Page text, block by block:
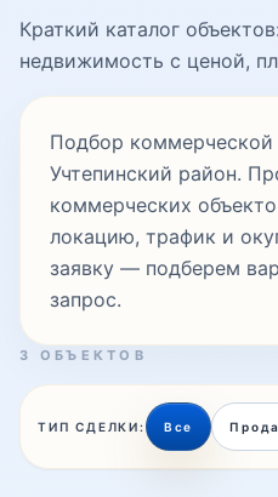
Краткий каталог
недвижимость с ценой,
Подбор
Учтепинский район.
коммерческих
локацию, трафик и
заявку — подберем
запрос.
3 ОБЪЕКТОВ
ТИП СДЕЛКИ: Все